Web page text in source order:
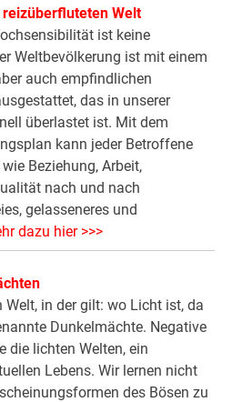
Welt
ist keine
Weltbevölkerung ist mit einem
auch empfindlichen
das in unserer
überlastet ist. Mit dem
kann jeder Betroffene
Beziehung, Arbeit,
nach und nach
gelasseneres und
dazu hier >>>
Welt, in der gilt: wo Licht ist, da
Dunkelmächte. Negative
die lichten Welten, ein
Lebens. Wir lernen nicht
des Bösen zu